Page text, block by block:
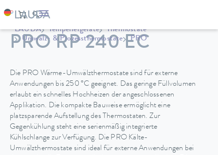
LAUDA Temperiergeräte
Thermostate
Umwälz- & Prozessthermostate
PRO
PRO RP 240 EC
Die PRO Wärme-Umwälzthermostate sind für externe
Anwendungen bis 250 °C geeignet. Das geringe Füllvolumen
erlaubt ein schnelles Hochheizen der angeschlossenen
Applikation. Die kompakte Bauweise ermöglicht eine
platzsparende Aufstellung des Thermostaten. Zur
Gegenkühlung steht eine serienmäßig integrierte
Kühlschlange zur Verfügung. Die PRO Kälte-
Umwälzthermostate sind ideal für externe Anwendungen bei